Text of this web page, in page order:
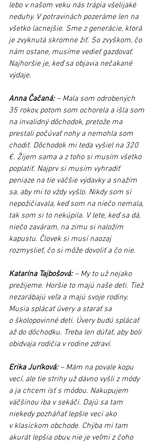
lebo v našom veku nás trápia všelijaké
neduhy. V potravinách pozeráme len na
všetko lacnejšie. Sme z generácie, ktorá
je zvyknutá skromne žiť. So zvyškom, čo
nám ostane, musíme vedieť gazdovať.
Najhoršie je, keď sa objavia nečakané
výdaje.
Anna Čačaná: – Mala som odrobených
35 rokov, potom som ochorela a išla som
na invalidný dôchodok, pretože ma
prestali počúvať nohy a nemohla som
chodiť. Dôchodok mi teda vyšiel na 320
€. Žijem sama a z toho si musím všetko
poplatiť. Najprv si musím vyhradiť
peniaze na tie väčšie výdavky a snažím
sa, aby mi to vždy vyšlo. Nikdy som si
nepožičiavala, keď som na niečo nemala,
tak som si to nekúpila. V lete, keď sa dá,
niečo zaváram, na zimu si naložím
kapustu. Človek si musí naozaj
rozmyslieť, čo si môže dovoliť a čo nie.
Katarína Tajbošová: – My to už nejako
prežijeme. Horšie to majú naše deti. Tiež
nezarábajú veľa a majú svoje rodiny.
Musia splácať úvery a starať sa
o školopovinné deti. Úvery budú splácať
až do dôchodku. Treba len dúfať, aby boli
obidvaja rodičia v rodine zdraví.
Erika Juríková: – Mám na povale kopu
vecí, ale tie strihy už dávno vyšli z módy
a ja chcem ísť s módou. Nakupujem
väčšinou iba v sekáči. Dajú sa tam
niekedy pozháňať lepšie veci ako
v klasickom obchode. Chýba mi tam
akurát lepšia obuv, nie je veľmi z čoho